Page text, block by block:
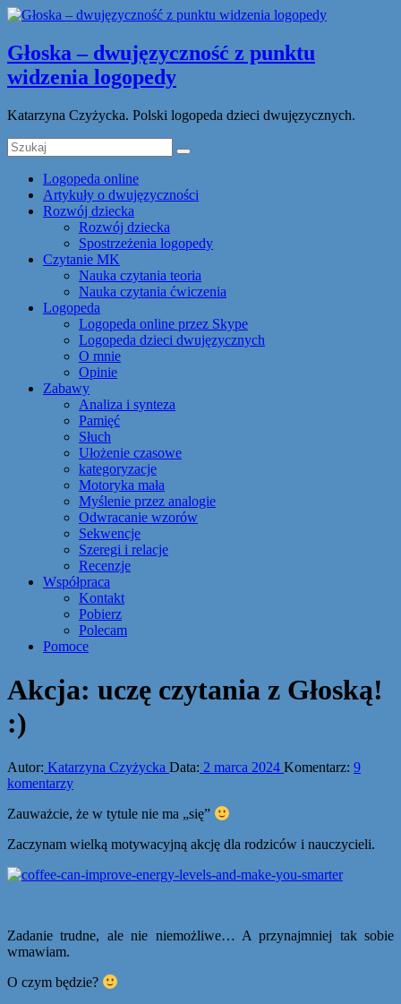
Głoska – dwujęzyczność z punktu
widzenia logopedy
Katarzyna Czyżycka. Polski logopeda dzieci dwujęzycznych.
Logopeda online
Artykuły o dwujęzyczności
Rozwój dziecka
Rozwój dziecka
Spostrzeżenia logopedy
Czytanie MK
Nauka czytania teoria
Nauka czytania ćwiczenia
Logopeda
Logopeda online przez Skype
Logopeda dzieci dwujęzycznych
O mnie
Opinie
Zabawy
Analiza i synteza
Pamięć
Słuch
Ułożenie czasowe
kategoryzacje
Motoryka mała
Myślenie przez analogie
Odwracanie wzorów
Sekwencje
Szeregi i relacje
Recenzje
Współpraca
Kontakt
Pobierz
Polecam
Pomoce
Akcja: uczę czytania z Głoską!
:)
Autor: Katarzyna Czyżycka Data: 2 marca 2024 Komentarz: 9
komentarzy
Zauważcie, że w tytule nie ma „się”
Zaczynam wielką motywacyjną akcję dla rodziców i nauczycieli.
Zadanie trudne, ale nie niemożliwe… A przynajmniej tak sobie
wmawiam.
O czym będzie?